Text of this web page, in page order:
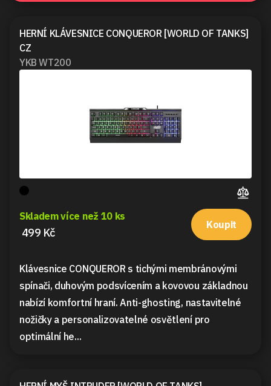
HERNÍ KLÁVESNICE CONQUEROR [WORLD OF TANKS]
CZ
YKB WT200
Skladem více než 10 ks
499 Kč
Koupit
Klávesnice CONQUEROR s tichými membránovými
spínači, duhovým podsvícením a kovovou základnou
nabízí komfortní hraní. Anti-ghosting, nastavitelné
nožičky a personalizovatelné osvětlení pro
optimální he...